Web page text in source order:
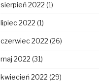
sierpień 2022 (1)
lipiec 2022 (1)
czerwiec 2022 (26)
maj 2022 (31)
kwiecień 2022 (29)